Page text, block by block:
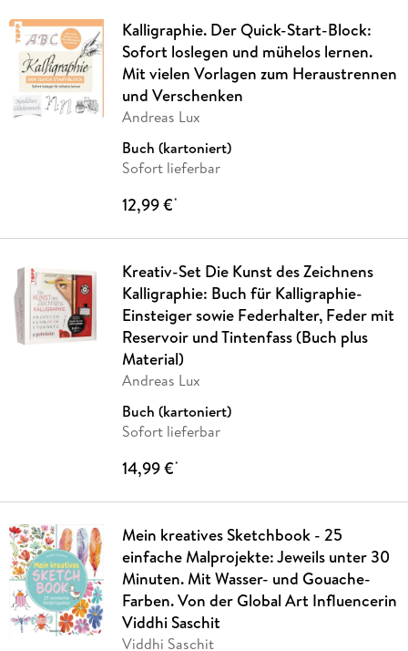
Kalligraphie. Der Quick-Start-Block:
Sofort loslegen und mühelos lernen.
Mit vielen Vorlagen zum Heraustrennen
und Verschenken
Andreas Lux
Buch (kartoniert)
Sofort lieferbar
12,99 €*
Kreativ-Set Die Kunst des Zeichnens
Kalligraphie: Buch für Kalligraphie-
Einsteiger sowie Federhalter, Feder mit
Reservoir und Tintenfass (Buch plus
Material)
Andreas Lux
Buch (kartoniert)
Sofort lieferbar
14,99 €*
Mein kreatives Sketchbook - 25
einfache Malprojekte: Jeweils unter 30
Minuten. Mit Wasser- und Gouache-
Farben. Von der Global Art Influencerin
Viddhi Saschit
Viddhi Saschit